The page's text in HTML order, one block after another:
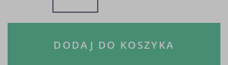
DODAJ DO KOSZYKA